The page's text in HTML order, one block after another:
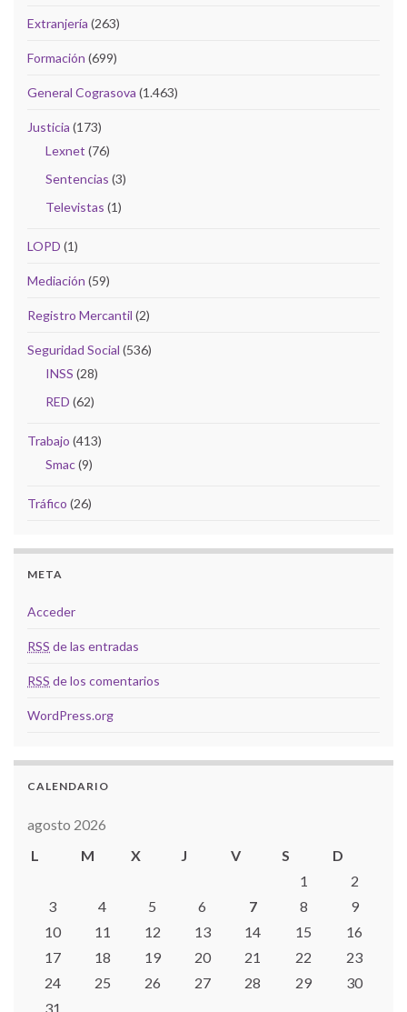
Extranjería (263)
Formación (699)
General Cograsova (1.463)
Justicia (173)
Lexnet (76)
Sentencias (3)
Televistas (1)
LOPD (1)
Mediación (59)
Registro Mercantil (2)
Seguridad Social (536)
INSS (28)
RED (62)
Trabajo (413)
Smac(9)
Tráfico (26)
META
Acceder
RSS de las entradas
RSS de los comentarios
WordPress.org
CALENDARIO
agosto 2026
L
M X J V S
D
1
2
3
4 5 6 7 8
9
10
11 12 13 14 15
16
17
18 19 20 21 22
23
24
25 26 27 28 29
30
31